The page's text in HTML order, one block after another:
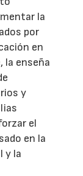
la
por
en
la enseña
y
el
en la
y la